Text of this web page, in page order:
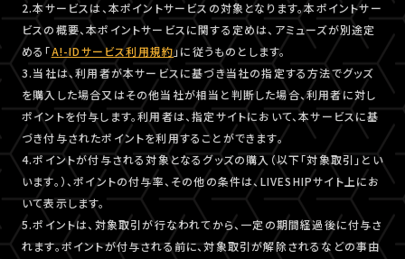
2.本サービスは、本ポイントサービスの対象となります。本ポイントサー
ビスの概要、本ポイントサービスに関する定めは、アミューズが別途定
める「A!-IDサービス利用規約」に従うものとします。
3.当社は、利用者が本サービスに基づき当社の指定する方法でグッズ
を購入した場合又はその他当社が相当と判断した場合、利用者に対し
ポイントを付与します。利用者は、指定サイトにおいて、本サービスに基
づき付与されたポイントを利用することができます。
4.ポイントが付与される対象となるグッズの購入（以下「対象取引」とい
います。）、ポイントの付与率、その他の条件は、LIVESHIPサイト上にお
いて表示します。
5.ポイントは、対象取引が行なわれてから、一定の期間経過後に付与さ
れます。ポイントが付与される前に、対象取引が解除されるなどの事由